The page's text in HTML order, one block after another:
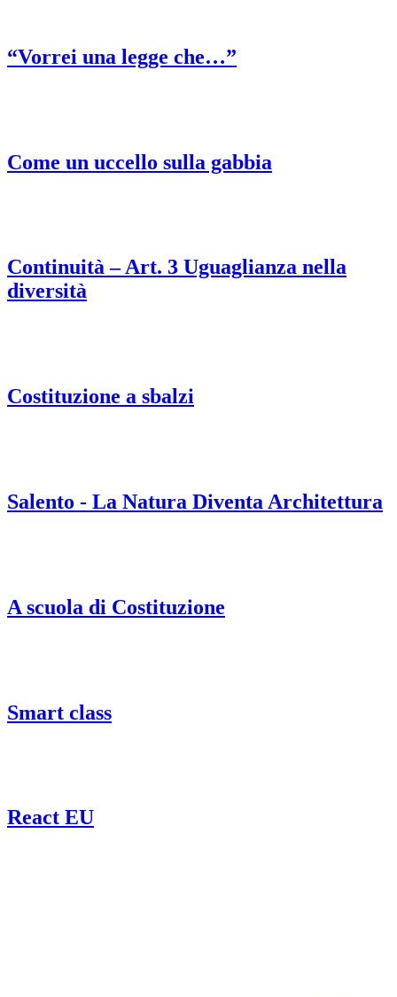
“Vorrei una legge che…”
Come un uccello sulla gabbia
Continuità – Art. 3 Uguaglianza nella
diversità
Costituzione a sbalzi
Salento - La Natura Diventa Architettura
A scuola di Costituzione
Smart class
React EU